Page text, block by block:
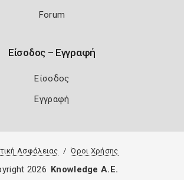
Forum
Είσοδος – Εγγραφή
Είσοδος
Εγγραφή
Ασφάλειας Όροι Χρήσης
2026 Knowledge A.E.